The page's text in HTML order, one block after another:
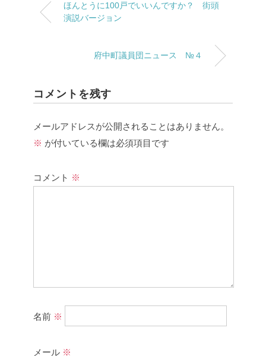
ほんとうに100戸でいいんですか？ 街頭
演説バージョン
府中町議員団ニュース №４
コメントを残す
メールアドレスが公開されることはありません。
※ が付いている欄は必須項目です
コメント ※
名前 ※
メール ※